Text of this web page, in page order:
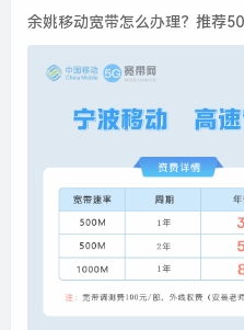
余姚移动宽带怎么办理？推荐